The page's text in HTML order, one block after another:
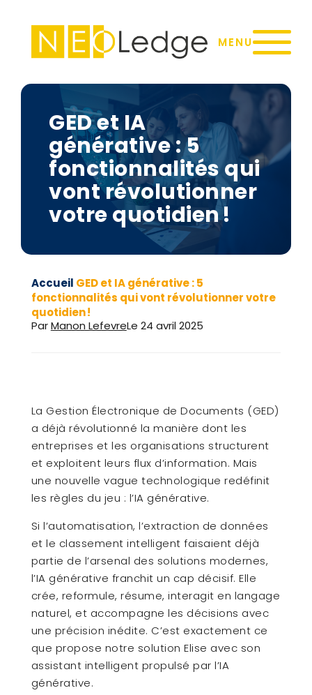
MENU
GED et IA
générative : 5
fonctionnalités qui
vont révolutionner
votre quotidien !
Accueil GED et IA générative : 5
fonctionnalités qui vont révolutionner votre
quotidien !
ParManon LefevreLe 24 avril 2025
La Gestion Électronique de Documents (GED)
a déjà révolutionné la manière dont les
entreprises et les organisations structurent
et exploitent leurs flux d’information. Mais
une nouvelle vague technologique redéfinit
les règles du jeu : l’IA générative.
Si l’automatisation, l’extraction de données
et le classement intelligent faisaient déjà
partie de l’arsenal des solutions modernes,
l’IA générative franchit un cap décisif. Elle
crée, reformule, résume, interagit en langage
naturel, et accompagne les décisions avec
une précision inédite. C’est exactement ce
que propose notre solution Elise avec son
assistant intelligent propulsé par l’IA
générative.